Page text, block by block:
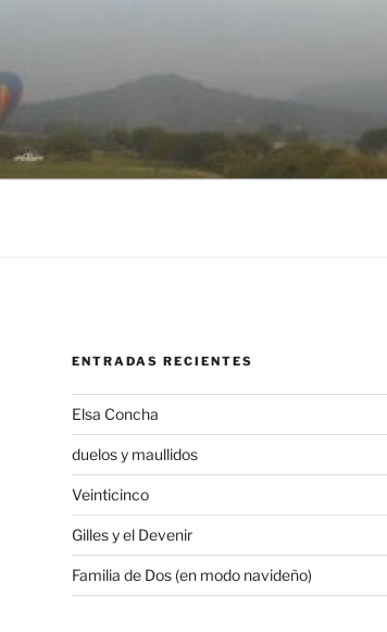
ENTRADAS RECIENTES
Elsa Concha
duelos y maullidos
Veinticinco
Gilles y el Devenir
Familia de Dos (en modo navideño)